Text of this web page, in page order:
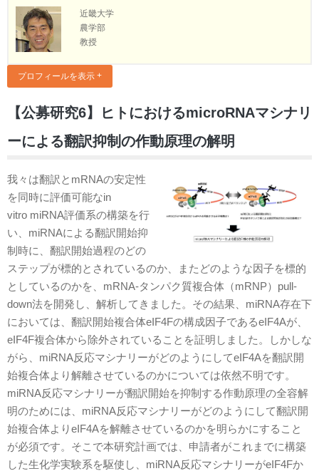
近畿大学
農学部
教授
プロフィールを表示
【公募研究6】ヒトにおけるmicroRNAマシナリ
ーによる翻訳抑制の作動原理の解明
我々は翻訳とmRNAの安定性
を同時に評価可能なin
vitro miRNA評価系の構築を行
い、miRNAによる翻訳開始抑
制時に、翻訳開始過程のどの
ステップが標的とされているのか、またどのような因子を標的
としているのかを、mRNA-タンパク質複合体（mRNP）pull-
down法を開発し、解析してきました。その結果、miRNA存在下
においては、翻訳開始複合体eIF4Fの構成因子であるeIF4Aが、
eIF4F複合体から除外されていることを証明しました。しかしな
がら、miRNA反応マシナリーがどのようにしてeIF4Aを翻訳開
始複合体より解離させているのかについては依然不明です。
miRNA反応マシナリーが翻訳開始を抑制する作動原理の全容解
明のためには、miRNA反応マシナリーがどのようにして翻訳開
始複合体よりeIF4Aを解離させているのかを明らかにすること
が必須です。そこで本研究計画では、申請者がこれまでに構築
した生化学実験系を駆使し、miRNA反応マシナリーがeIF4Fか